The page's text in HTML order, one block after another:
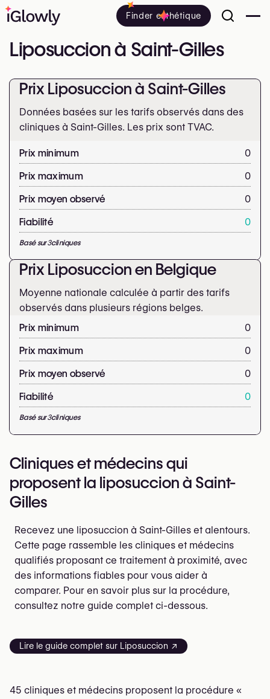
Finder esthétique
Liposuccion à Saint-Gilles
Prix Liposuccion à Saint-Gilles
Données basées sur les tarifs observés dans des
cliniques à Saint-Gilles. Les prix sont TVAC.
Prix minimum
0
Prix maximum
0
Prix moyen observé
0
Fiabilité
0
Basé sur3cliniques
Prix Liposuccion en Belgique
Moyenne nationale calculée à partir des tarifs
observés dans plusieurs régions belges.
Prix minimum
0
Prix maximum
0
Prix moyen observé
0
Fiabilité
0
Basé sur3cliniques
Cliniques et médecins qui
proposent la liposuccion à Saint-
Gilles
Recevez une liposuccion à Saint-Gilles et alentours.
Cette page rassemble les cliniques et médecins
qualifiés proposant ce traitement à proximité, avec
des informations fiables pour vous aider à
comparer. Pour en savoir plus sur la procédure,
consultez notre guide complet ci-dessous.
Lire le guide complet sur Liposuccion ↗
45 cliniques et médecins proposent la procédure «